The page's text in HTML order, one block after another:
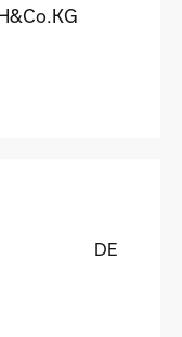
DE